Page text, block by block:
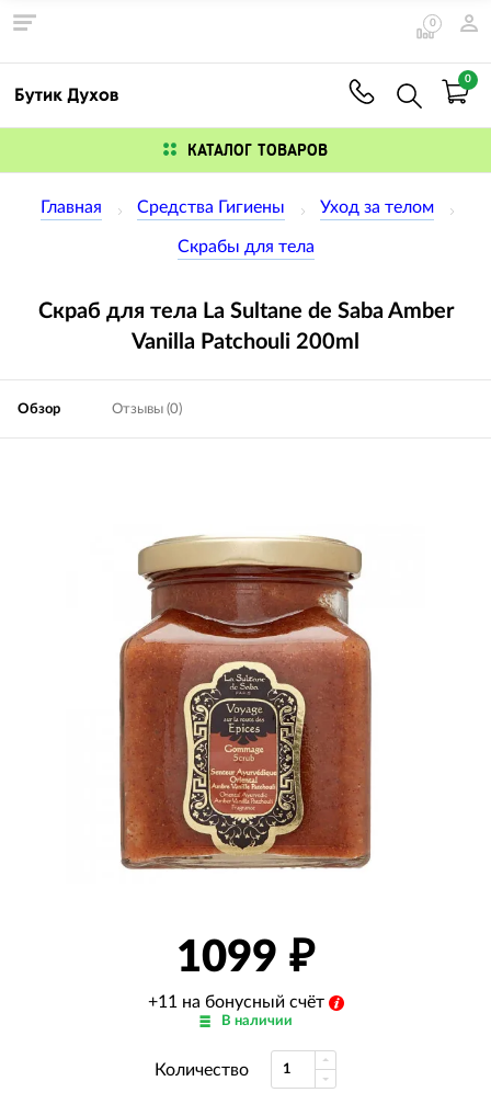
0
0
КАТАЛОГ ТОВАРОВ
Главная Средства Гигиены Уход за телом
Скрабы для тела
Скраб для тела La Sultane de Saba Amber
Vanilla Patchouli 200ml
Обзор Отзывы (0)
1099
+11 на бонусный счёт
В наличии
Количество